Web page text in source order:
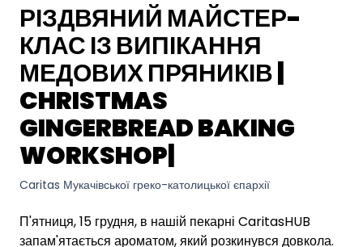
РІЗДВЯНИЙ МАЙСТЕР-
КЛАС ІЗ ВИПІКАННЯ
МЕДОВИХ ПРЯНИКІВ |
CHRISTMAS
GINGERBREAD BAKING
WORKSHOP|
Caritas Мукачівської греко-католицької єпархії
П'ятниця, 15 грудня, в нашій пекарні CaritasHUB
запам'ятається ароматом, який розкинувся довкола.